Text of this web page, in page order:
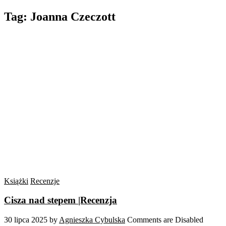
Tag: Joanna Czeczott
Książki Recenzje
Cisza nad stepem |Recenzja
30 lipca 2025 by Agnieszka Cybulska Comments are Disabled